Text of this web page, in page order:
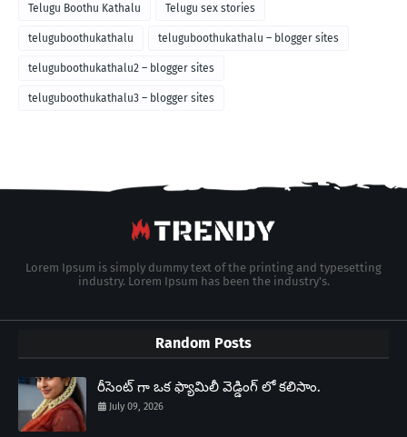
Telugu Boothu Kathalu Telugu sex stories
teluguboothukathalu teluguboothukathalu – blogger sites
teluguboothukathalu2 – blogger sites
teluguboothukathalu3 – blogger sites
Lorem Ipsum is simply dummy text of the printing and typesetting
industry. Lorem Ipsum has been the industry's.
Random Posts
రీసెంట్ గా ఒక ఫ్యామిలీ వెడ్డింగ్ లో కలిసాం.
July 09, 2026